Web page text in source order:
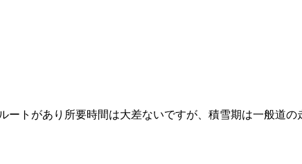
トがあり所要時間は大差ないですが、積雪期は一般道